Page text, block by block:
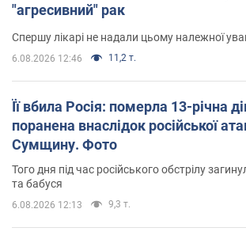
"агресивний" рак
Спершу лікарі не надали цьому належної
6.08.2026 12:46 11,2 т.
Її вбила Росія: померла 13-річна
поранена внаслідок російської
Сумщину. Фото
Того дня під час російського обстрілу
та бабуся
6.08.2026 12:13 9,3 т.